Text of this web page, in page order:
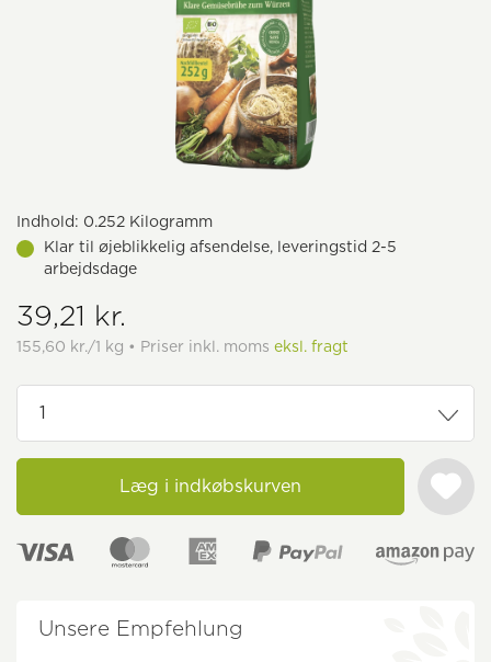
Indhold: 0.252 Kilogramm
Klar til øjeblikkelig afsendelse, leveringstid 2-5
arbejdsdage
39,21 kr.
155,60 kr./1 kg • Priser inkl. moms eksl. fragt
Læg i indkøbskurven
Unsere Empfehlung